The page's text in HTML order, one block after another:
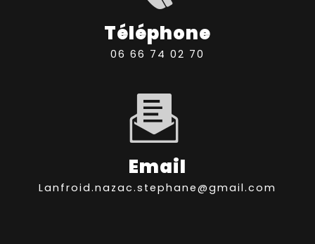
Téléphone
06 66 74 02 70
Email
lanfroid.nazac.stephane@gmail.com